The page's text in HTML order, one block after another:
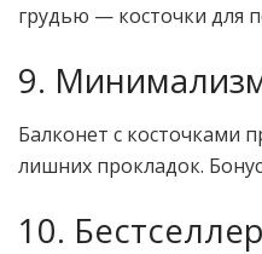
грудью — косточки для
9.
Балконет с косточками
лишних прокладок.
10. Бестселлер